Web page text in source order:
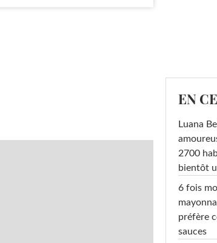
EN
Luana
2700
bientôt
6 fois
préfère
sauces